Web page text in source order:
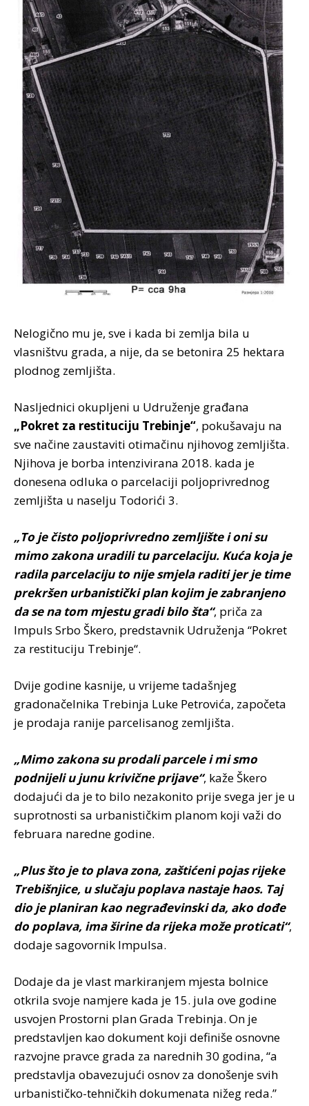
Nelogično mu je, sve i kada bi zemlja bila u
vlasništvu grada, a nije, da se betonira 25 hektara
plodnog zemljišta.
Nasljednici okupljeni u Udruženje građana
„Pokret za restituciju Trebinje“, pokušavaju na
sve načine zaustaviti otimačinu njihovog zemljišta.
Njihova je borba intenzivirana 2018. kada je
donesena odluka o parcelaciji poljoprivrednog
zemljišta u naselju Todorići 3.
„To je čisto poljoprivredno zemljište i oni su
mimo zakona uradili tu parcelaciju. Kuća koja je
radila parcelaciju to nije smjela raditi jer je time
prekršen urbanistički plan kojim je zabranjeno
da se na tom mjestu gradi bilo šta“, priča za
Impuls Srbo Škero, predstavnik Udruženja “Pokret
za restituciju Trebinje“.
Dvije godine kasnije, u vrijeme tadašnjeg
gradonačelnika Trebinja Luke Petrovića, započeta
je prodaja ranije parcelisanog zemljišta.
„Mimo zakona su prodali parcele i mi smo
podnijeli u junu krivične prijave“, kaže Škero
dodajući da je to bilo nezakonito prije svega jer je u
suprotnosti sa urbanističkim planom koji važi do
februara naredne godine.
„Plus što je to plava zona, zaštićeni pojas rijeke
Trebišnjice, u slučaju poplava nastaje haos. Taj
dio je planiran kao negrađevinski da, ako dođe
do poplava, ima širine da rijeka može proticati“,
dodaje sagovornik Impulsa.
Dodaje da je vlast markiranjem mjesta bolnice
otkrila svoje namjere kada je 15. jula ove godine
usvojen Prostorni plan Grada Trebinja. On je
predstavljen kao dokument koji definiše osnovne
razvojne pravce grada za narednih 30 godina, “a
predstavlja obavezujući osnov za donošenje svih
urbanističko-tehničkih dokumenata nižeg reda.”